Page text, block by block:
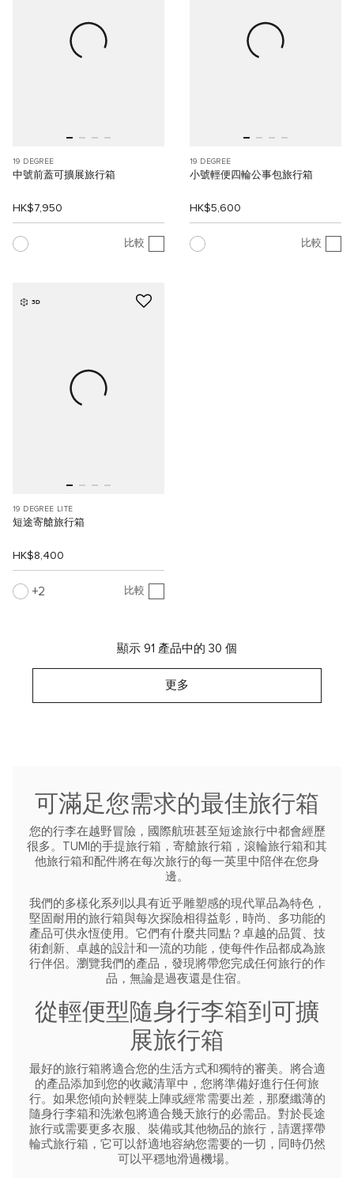
19 DEGREE
中號前蓋可擴展旅行箱
HK$7,950
比較
19 DEGREE
小號輕便四輪公事包旅行箱
HK$5,600
比較
3D
19 DEGREE LITE
短途寄艙旅行箱
HK$8,400
2 比較
顯示 91 產品中的 30 個
更多
可滿足您需求的最佳旅行箱
您的行李在越野冒險，國際航班甚至短途旅行中都會經歷
很多。TUMI的手提旅行箱，寄艙旅行箱，滾輪旅行箱和其
他旅行箱和配件將在每次旅行的每一英里中陪伴在您身
邊。
我們的多樣化系列以具有近乎雕塑感的現代單品為特色，
堅固耐用的旅行箱與每次探險相得益彰，時尚、多功能的
產品可供永恆使用。它們有什麼共同點？卓越的品質、技
術創新、卓越的設計和一流的功能，使每件作品都成為旅
行伴侶。瀏覽我們的產品，發現將帶您完成任何旅行的作
品，無論是過夜還是住宿。
從輕便型隨身行李箱到可擴
展旅行箱
最好的旅行箱將適合您的生活方式和獨特的審美。將合適
的產品添加到您的收藏清單中，您將準備好進行任何旅
行。如果您傾向於輕裝上陣或經常需要出差，那麼纖薄的
隨身行李箱和洗漱包將適合幾天旅行的必需品。對於長途
旅行或需要更多衣服、裝備或其他物品的旅行，請選擇帶
輪式旅行箱，它可以舒適地容納您需要的一切，同時仍然
可以平穩地滑過機場。